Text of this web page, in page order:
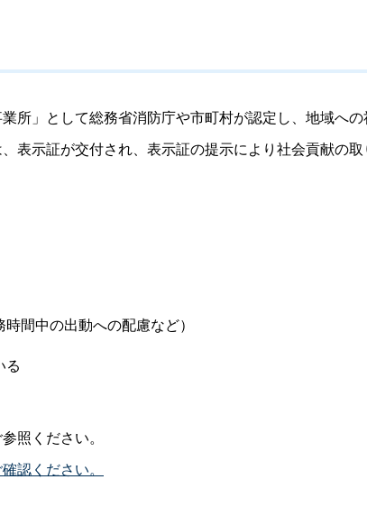
所」として総務省消防庁や市町村が認定し、地域へ
表示証が交付され、表示証の提示により社会貢献の取
間中の出動への配慮など）
る
照ください。
認ください。